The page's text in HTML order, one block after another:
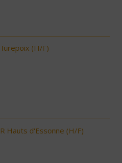
(H/F)
Hauts d'Essonne (H/F)